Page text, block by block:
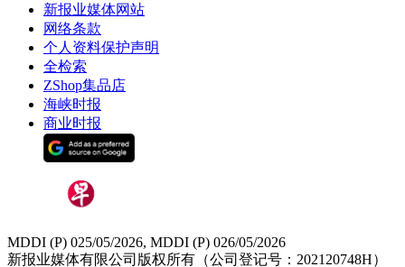
新报业媒体网站
网络条款
个人资料保护声明
全检索
ZShop集品店
海峡时报
商业时报
MDDI (P) 025/05/2026, MDDI (P) 026/05/2026
新报业媒体有限公司版权所有（公司登记号：202120748H）